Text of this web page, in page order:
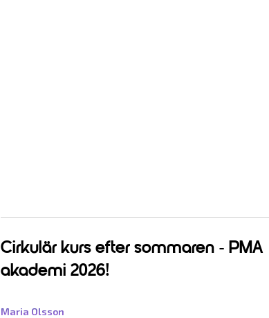
Cirkulär kurs efter sommaren - PMA
akademi 2026!
Maria Olsson